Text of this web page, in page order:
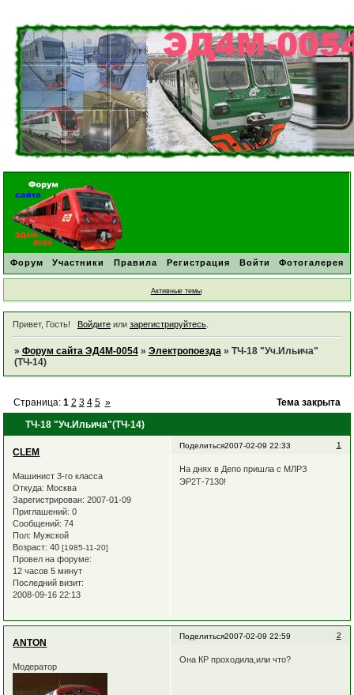
Форум Участники Правила Регистрация Войти Фотогалерея
Активные темы
Привет, Гость! Войдитеили зарегистрируйтесь.
» Форум сайта ЭД4М-0054 » Электропоезда » ТЧ-18 "Уч.Ильича"
(ТЧ-14)
ТЧ-18 "Уч.Ильича"(ТЧ-14)
Страница: 1 2 3 4 5 » Тема закрыта
Поделиться 1
2007-02-09 22:33
CLEM
Машинист 3-го класса
Откуда: Москва
Зарегистрирован: 2007-01-09
Приглашений: 0
Сообщений: 74
Пол: Мужской
Возраст: 40[1985-11-20]
Провел на форуме:
12 часов 5 минут
Последний визит:
2008-09-16 22:13
На днях в Депо пришла с МЛРЗ
ЭР2Т-7130!
Поделиться 2
2007-02-09 22:59
ANTON
Модератор
Она КР проходила,или что?